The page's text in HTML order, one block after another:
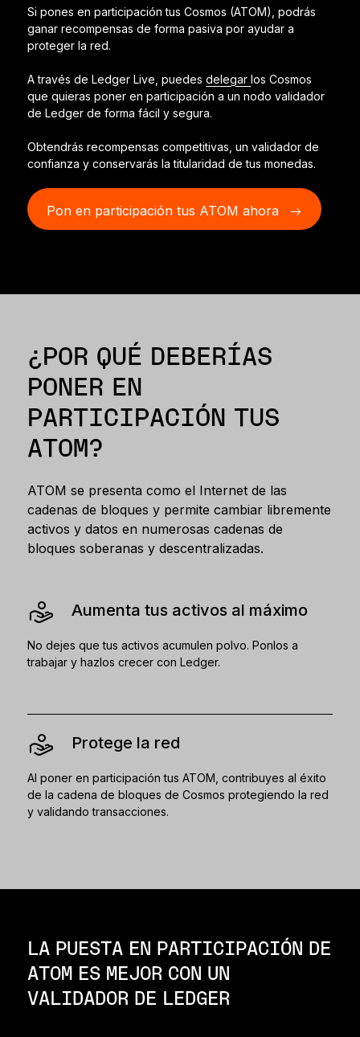
Paquetes y packs
Accesorios
Soluciones de Recuperación
Ediciones limitadas
Ver todos los productos
Si pones en participación tus Cosmos (ATOM), podrás
ganar recompensas de forma pasiva por ayudar a
proteger la red.
A través de Ledger Live, puedesdelegarlos Cosmos
que quieras poner en participación a un nodo validador
de Ledger de forma fácil y segura.
Obtendrás recompensas competitivas, un validador de
confianza y conservarás la titularidad de tus monedas.
Pon en participación tus ATOM ahora
¿POR QUÉ DEBERÍAS
PONER EN
PARTICIPACIÓN TUS
ATOM?
ATOM se presenta como el Internet de las
cadenas de bloques y permite cambiar libremente
activos y datos en numerosas cadenas de
bloques soberanas y descentralizadas.
Aumenta tus activos al máximo
No dejes que tus activos acumulen polvo. Ponlos a
trabajar y hazlos crecer con Ledger.
Protege la red
Al poner en participación tus ATOM, contribuyes al éxito
de la cadena de bloques de Cosmos protegiendo la red
y validando transacciones.
LA PUESTA EN PARTICIPACIÓN DE
ATOM ES MEJOR CON UN
VALIDADOR DE LEDGER